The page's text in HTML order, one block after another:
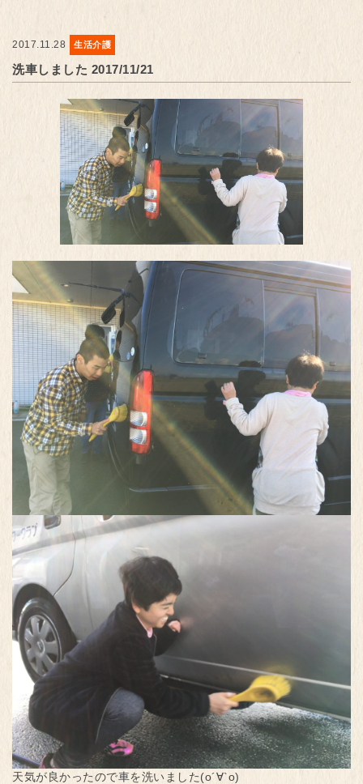
2017.11.28 生活介護
洗車しました 2017/11/21
天気が良かったので車を洗いました(о´∀`о)